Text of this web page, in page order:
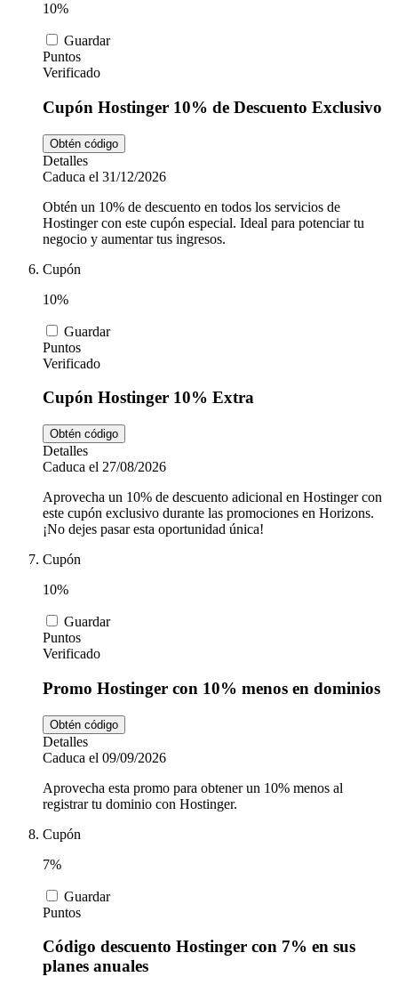
10%
Guardar
Puntos
Verificado
Cupón Hostinger 10% de Descuento Exclusivo
Obtén código
Detalles
Caduca el 31/12/2026
Obtén un 10% de descuento en todos los servicios de
Hostinger con este cupón especial. Ideal para potenciar tu
negocio y aumentar tus ingresos.
Cupón
10%
Guardar
Puntos
Verificado
Cupón Hostinger 10% Extra
Obtén código
Detalles
Caduca el 27/08/2026
Aprovecha un 10% de descuento adicional en Hostinger con
este cupón exclusivo durante las promociones en Horizons.
¡No dejes pasar esta oportunidad única!
Cupón
10%
Guardar
Puntos
Verificado
Promo Hostinger con 10% menos en dominios
Obtén código
Detalles
Caduca el 09/09/2026
Aprovecha esta promo para obtener un 10% menos al
registrar tu dominio con Hostinger.
Cupón
7%
Guardar
Puntos
Código descuento Hostinger con 7% en sus
planes anuales